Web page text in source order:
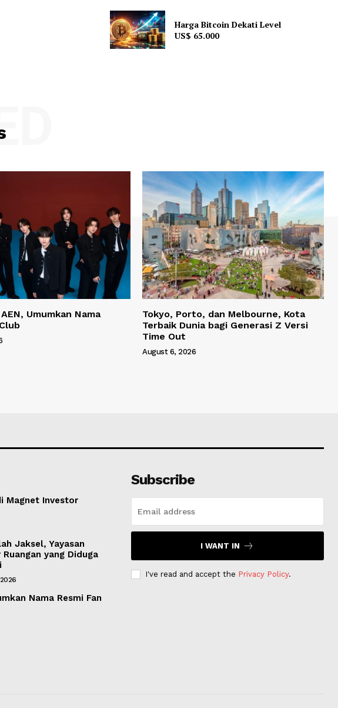
Harga Bitcoin Dekati Level
US$ 65.000
Umumkan Nama
Tokyo, Porto, dan Melbourne, Kota
Terbaik Dunia bagi Generasi Z Versi
Time Out
August 6, 2026
Magnet Investor
Jaksel, Yayasan
yang Diduga
Nama Resmi Fan
Subscribe
I WANT IN
I've read and accept the Privacy Policy.